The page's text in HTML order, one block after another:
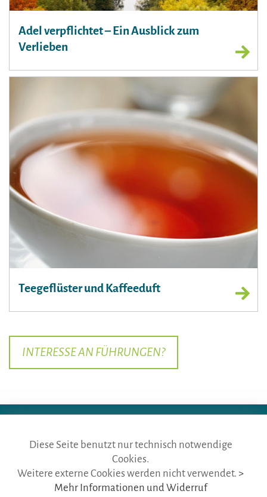
Adel verpflichtet – Ein Ausblick zum
Verlieben
Teegeflüster und Kaffeeduft
INTERESSE AN FÜHRUNGEN?
die gästeführer · vertr. durch BVGD · Gustav-Adolf-Str. 33 · D-90439
Nürnberg
Telefon: Fon:+49 (0)911 65 64 675· Mail:info@die-gaestefuehrer.de
Diese Seite benutzt nur technisch notwendige
Cookies.
Weitere externe Cookies werden nicht verwendet. >
Mehr Informationen und Widerruf